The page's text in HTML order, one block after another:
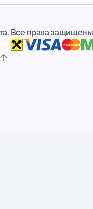
Все права